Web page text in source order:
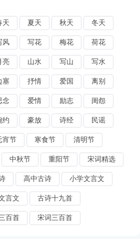
天 夏天 秋天 冬天
风 写花 梅花 荷花
亮 山水 写山 写水
塞 抒情 爱国 离别
念 爱情 励志 闺怨
约 豪放 诗经 民谣
宵节 寒食节 清明节
中秋节 重阳节 宋词精选
高中古诗 小学文言文
言文 古诗十九首
百首 宋词三百首